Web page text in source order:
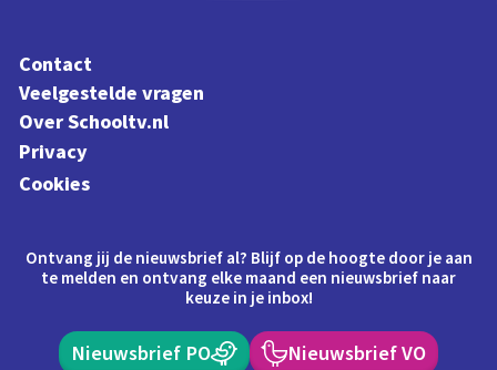
Contact
Veelgestelde vragen
Over Schooltv.nl
Privacy
Cookies
Ontvang jij de nieuwsbrief al? Blijf op de hoogte door je aan
te melden en ontvang elke maand een nieuwsbrief naar
keuze in je inbox!
Nieuwsbrief PO Nieuwsbrief VO